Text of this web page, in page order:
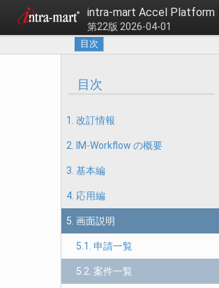
intra-mart Accel Platform
第22版 2026-04-01
目次
目次
1. 改訂情報
2. IM-Workflow の概要
3. 基本編
4. 応用編
5. 画面説明
5.1. 申請一覧
5.2. 案件一覧